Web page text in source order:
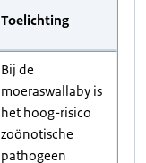
Toelichting
Bij de
moeraswallaby is
het hoog-risico
zoönotische
pathogeen